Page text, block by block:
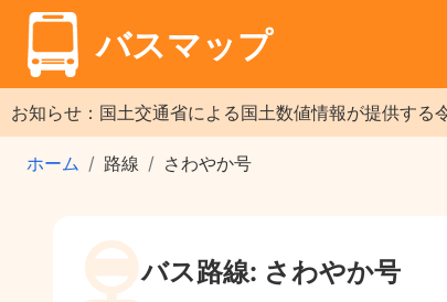
バスマップ
お知らせ：国土交通省による国土数値情報が提供する
ホーム 路線 さわやか号
バス路線: さわやか号